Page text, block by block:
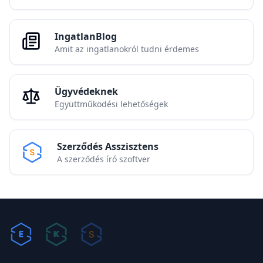
IngatlanBlog
Amit az ingatlanokról tudni érdemes
Ügyvédeknek
Együttműködési lehetőségek
Szerződés Asszisztens
A szerződés író szoftver